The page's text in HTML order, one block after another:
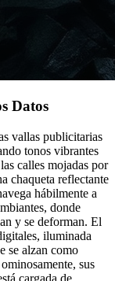
Datos
vallas publicitarias
tonos vibrantes
calles mojadas por
chaqueta reflectante
hábilmente a
donde
y se deforman. El
iluminada
se alzan como
sus
cargada de